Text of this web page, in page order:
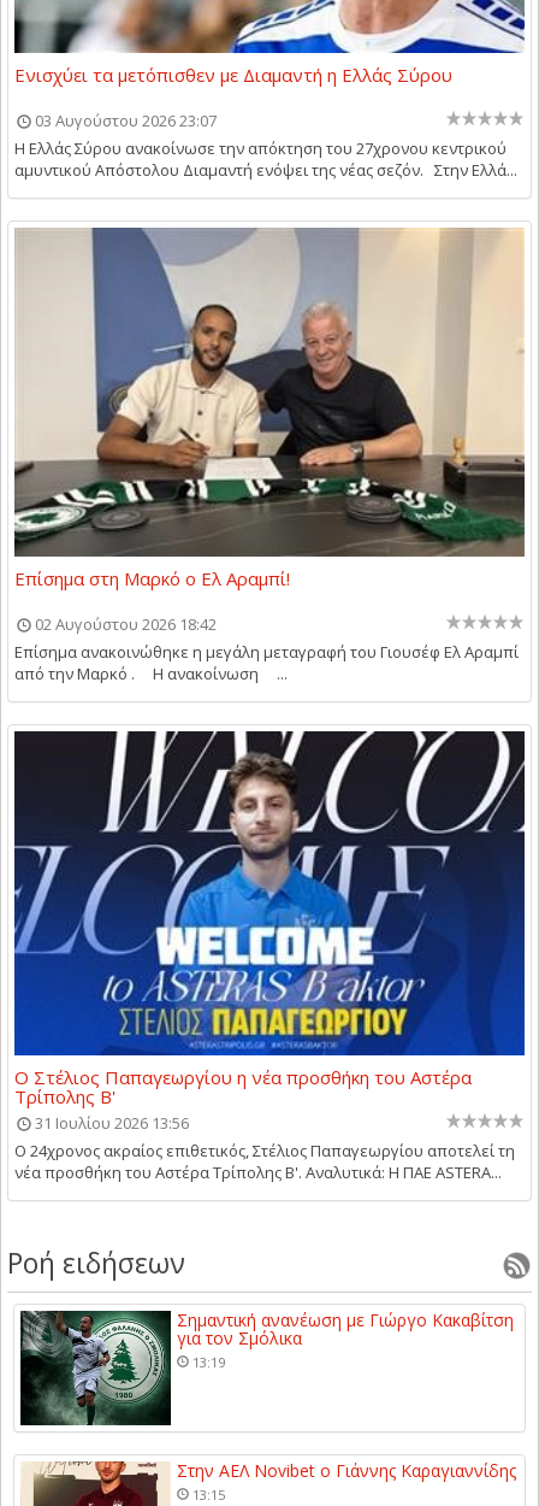
Ενισχύει τα μετόπισθεν με Διαμαντή η Ελλάς Σύρου
03 Αυγούστου 2026 23:07
Η Ελλάς Σύρου ανακοίνωσε την απόκτηση του 27χρονου κεντρικού
αμυντικού Απόστολου Διαμαντή ενόψει της νέας σεζόν. Στην Ελλά...
Επίσημα στη Μαρκό ο Ελ Αραμπί!
02 Αυγούστου 2026 18:42
Επίσημα ανακοινώθηκε η μεγάλη μεταγραφή του Γιουσέφ Ελ Αραμπί
από την Μαρκό . Η ανακοίνωση ...
Ο Στέλιος Παπαγεωργίου η νέα προσθήκη του Αστέρα
Τρίπολης Β'
31 Ιουλίου 2026 13:56
Ο 24χρονος ακραίος επιθετικός, Στέλιος Παπαγεωργίου αποτελεί τη
νέα προσθήκη του Αστέρα Τρίπολης Β'. Αναλυτικά: Η ΠΑΕ ASTERA...
Ροή ειδήσεων
Σημαντική ανανέωση με Γιώργο Κακαβίτση
για τον Σμόλικα
13:19
Στην ΑΕΛ Novibet ο Γιάννης Καραγιαννίδης
13:15